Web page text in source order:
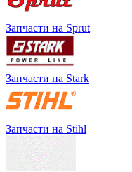
Запчасти на Sprut
Запчасти на Stark
Запчасти на Stihl